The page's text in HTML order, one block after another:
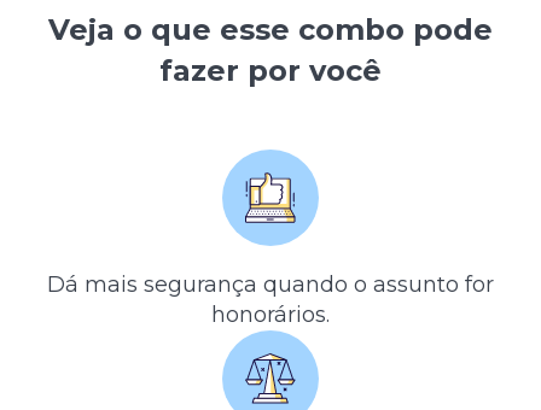
Veja o que esse combo pode
fazer por você
Dá mais segurança quando o assunto for
honorários.